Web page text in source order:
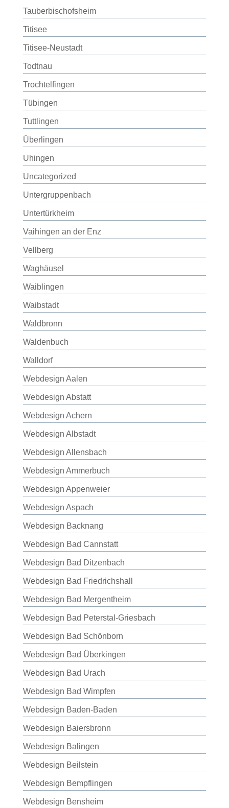
Tauberbischofsheim
Titisee
Titisee-Neustadt
Todtnau
Trochtelfingen
Tübingen
Tuttlingen
Überlingen
Uhingen
Uncategorized
Untergruppenbach
Untertürkheim
Vaihingen an der Enz
Vellberg
Waghäusel
Waiblingen
Waibstadt
Waldbronn
Waldenbuch
Walldorf
Webdesign Aalen
Webdesign Abstatt
Webdesign Achern
Webdesign Albstadt
Webdesign Allensbach
Webdesign Ammerbuch
Webdesign Appenweier
Webdesign Aspach
Webdesign Backnang
Webdesign Bad Cannstatt
Webdesign Bad Ditzenbach
Webdesign Bad Friedrichshall
Webdesign Bad Mergentheim
Webdesign Bad Peterstal-Griesbach
Webdesign Bad Schönborn
Webdesign Bad Überkingen
Webdesign Bad Urach
Webdesign Bad Wimpfen
Webdesign Baden-Baden
Webdesign Baiersbronn
Webdesign Balingen
Webdesign Beilstein
Webdesign Bempflingen
Webdesign Bensheim